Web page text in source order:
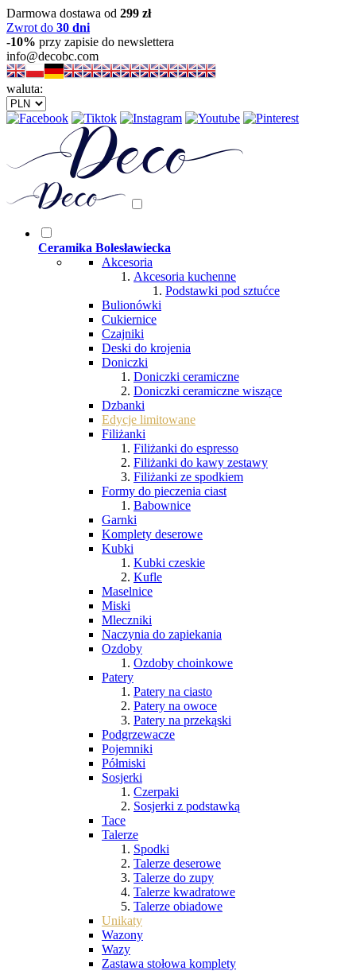
Darmowa dostawa od 299 zł
Zwrot do 30 dni
-10% przy zapisie do newslettera
info@decobc.com
waluta:
Ceramika Bolesławiecka
Akcesoria
Akcesoria kuchenne
Podstawki pod sztućce
Bulionówki
Cukiernice
Czajniki
Deski do krojenia
Doniczki
Doniczki ceramiczne
Doniczki ceramiczne wiszące
Dzbanki
Edycje limitowane
Filiżanki
Filiżanki do espresso
Filiżanki do kawy zestawy
Filiżanki ze spodkiem
Formy do pieczenia ciast
Babownice
Garnki
Komplety deserowe
Kubki
Kubki czeskie
Kufle
Maselnice
Miski
Mleczniki
Naczynia do zapiekania
Ozdoby
Ozdoby choinkowe
Patery
Patery na ciasto
Patery na owoce
Patery na przekąski
Podgrzewacze
Pojemniki
Półmiski
Sosjerki
Czerpaki
Sosjerki z podstawką
Tace
Talerze
Spodki
Talerze deserowe
Talerze do zupy
Talerze kwadratowe
Talerze obiadowe
Unikaty
Wazony
Wazy
Zastawa stołowa komplety